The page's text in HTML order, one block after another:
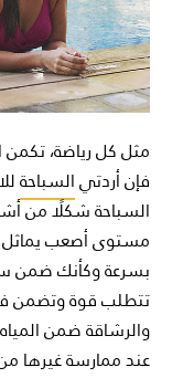
مثل كل رياضة،
فإن أردتيالسباحة
السباحة شكلًا من
مستوى أصعب يماثل
بسرعة وكأنك ضمن
تتطلب قوة وتضمن
والرشاقة ضمن
عند ممارسة غيرها من